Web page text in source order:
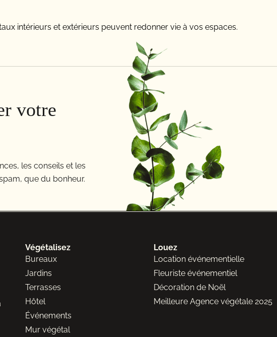
intérieurs et extérieurs peuvent redonner vie à vos espaces.
votre
les conseils et les
que du bonheur.
Végétalisez
Bureaux
Jardins
Terrasses
Hôtel
Événements
Mur végétal
Louez
Location événementielle
Fleuriste événementiel
Décoration de Noël
Meilleure Agence végétale 2025